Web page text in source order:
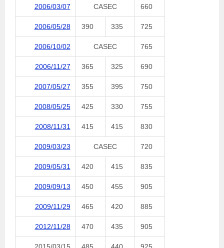
2006/03/07 CASEC 660
2006/05/28 390 335 725
2006/10/02 CASEC 765
2006/11/27 365 325 690
2007/05/27 355 395 750
2008/05/25 425 330 755
2008/11/31 415 415 830
2009/03/23 CASEC 720
2009/05/31 420 415 835
2009/09/13 450 455 905
2009/11/29 465 420 885
2012/11/28 470 435 905